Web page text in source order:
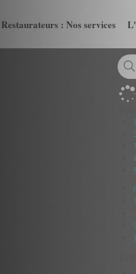
Restaurateurs : Nos services